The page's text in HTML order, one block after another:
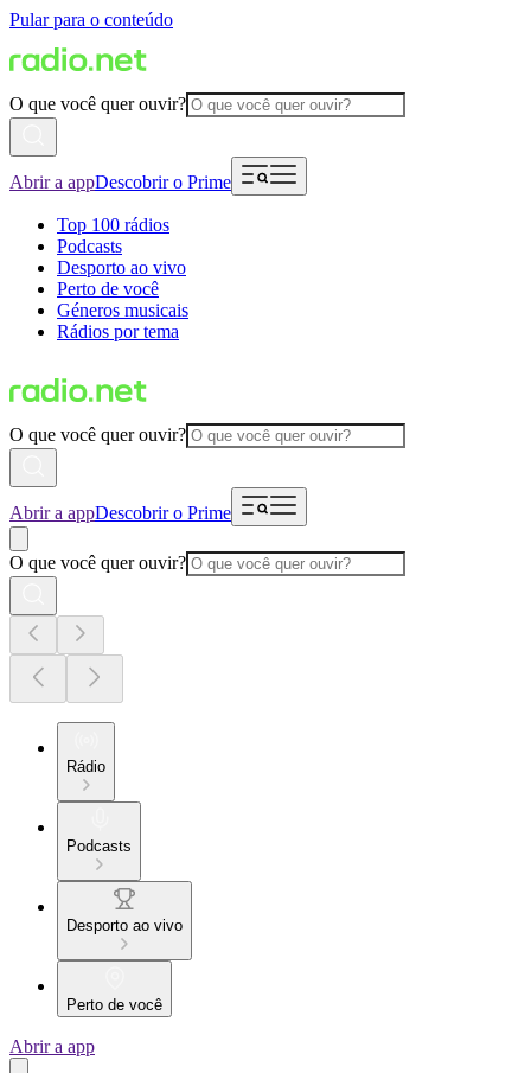
Pular para o conteúdo
O que você quer ouvir?
Abrir a appDescobrir o Prime
Top 100 rádios
Podcasts
Desporto ao vivo
Perto de você
Géneros musicais
Rádios por tema
O que você quer ouvir?
Abrir a appDescobrir o Prime
O que você quer ouvir?
Rádio
Podcasts
Desporto ao vivo
Perto de você
Abrir a app